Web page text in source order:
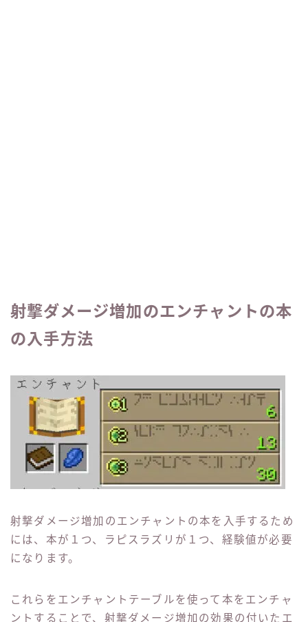
射撃ダメージ増加のエンチャントの本
の入手方法
射撃ダメージ増加のエンチャントの本を入手するため
には、本が１つ、ラピスラズリが１つ、経験値が必要
になります。
これらをエンチャントテーブルを使って本をエンチャ
ントすることで、射撃ダメージ増加の効果の付いたエ